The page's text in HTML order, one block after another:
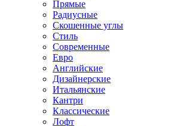
Прямые
Радиусные
Скошенные углы
Стиль
Современные
Евро
Английские
Дизайнерские
Итальянские
Кантри
Классические
Лофт